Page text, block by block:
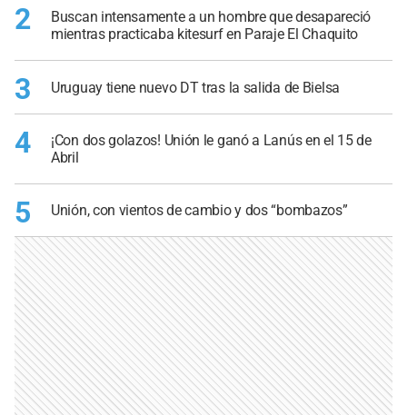
2
Buscan intensamente a un hombre que desapareció
mientras practicaba kitesurf en Paraje El Chaquito
3 Uruguay tiene nuevo DT tras la salida de Bielsa
4
¡Con dos golazos! Unión le ganó a Lanús en el 15 de
Abril
5 Unión, con vientos de cambio y dos “bombazos”